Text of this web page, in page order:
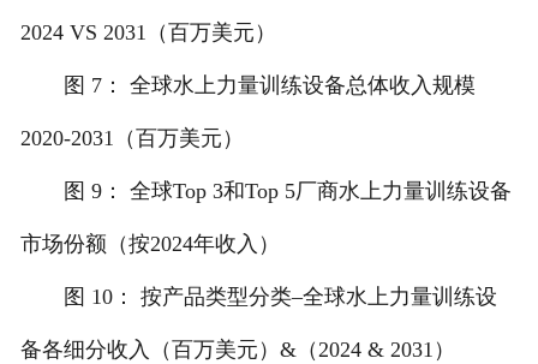
2024 VS 2031（百万美元）
图 7： 全球水上力量训练设备总体收入规模
2020-2031（百万美元）
图 9： 全球Top 3和Top 5厂商水上力量训练设备
市场份额（按2024年收入）
图 10： 按产品类型分类–全球水上力量训练设
备各细分收入（百万美元）&（2024 & 2031）